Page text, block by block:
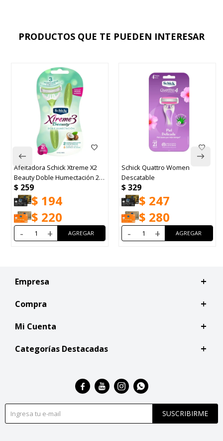
PRODUCTOS QUE TE PUEDEN INTERESAR
Afeitadora Schick Xtreme X2
Beauty Doble Humectación 2
Unidades
$259
$194
$220
+
Schick Quattro Women
Descatable
$329
$247
$280
+
Empresa
Compra
Mi Cuenta
Categorías Destacadas
SUSCRIBIRME
   